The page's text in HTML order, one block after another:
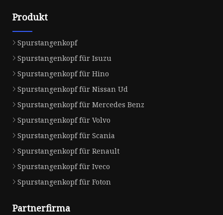
Produkt
Spurstangenkopf
Spurstangenkopf für Isuzu
Spurstangenkopf für Hino
Spurstangenkopf für Nissan Ud
Spurstangenkopf für Mercedes Benz
Spurstangenkopf für Volvo
Spurstangenkopf für Scania
Spurstangenkopf für Renault
Spurstangenkopf für Iveco
Spurstangenkopf für Foton
Partnerfirma